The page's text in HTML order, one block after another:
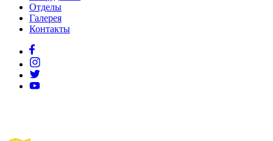
Отделы
Галерея
Контакты